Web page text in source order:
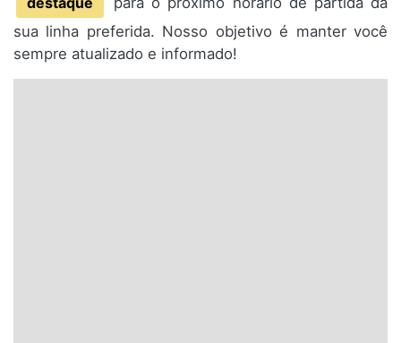
sua linha preferida. Nosso objetivo é manter você
sempre atualizado e informado!